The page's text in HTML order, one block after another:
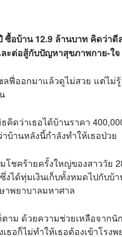
ซื้อบ้าน 12.9 ล้านบาท คิดว่า
ะต่อสู้กับปัญหาสุขภาพกาย-ใจ
ลฟี่ออกมาแล้วดูไม่สวย แต่ไม่
คิดว่าเธอได้บ้านราคา
าบ้านหลังนี้กำลังทำให้เธอป่วย
โชคร้ายครั้งใหญ่ของสาววัย
งได้ทุ่มเงินเก็บทั้งหมดไปกับ
าพยาบาลมหาศาล
ตาม ด้วยความช่วยเหลือจาก
ธอก็ไม่ทำให้เธอต้องเข้าโรงพ